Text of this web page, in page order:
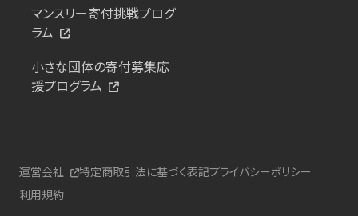
マンスリー寄付挑戦プログ
ラム
小さな団体の寄付募集応
援プログラム
運営会社 特定商取引法に基づく表記プライバシーポリシー
利用規約